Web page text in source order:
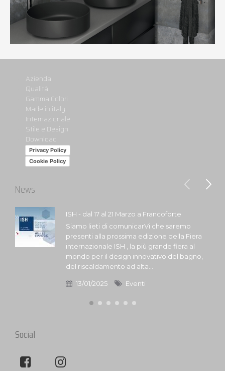
Azienda
Qualità
Gamma Colori
Made in italy
Internazionale
Stile e Design
Download
Privacy Policy
Cookie Policy
News
ISH - dal 17 al 21 Marzo a Francoforte
Siamo lieti di comunicarVi che saremo
presenti alla prossima edizione della Fiera
internazionale ISH , la più grande fiera al
mondo per il design innovativo del bagno,
del riscaldamento ad alta...
13/01/2025 Eventi
Social